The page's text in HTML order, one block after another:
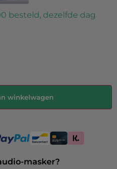
besteld, dezelfde dag
winkelwagen
masker?